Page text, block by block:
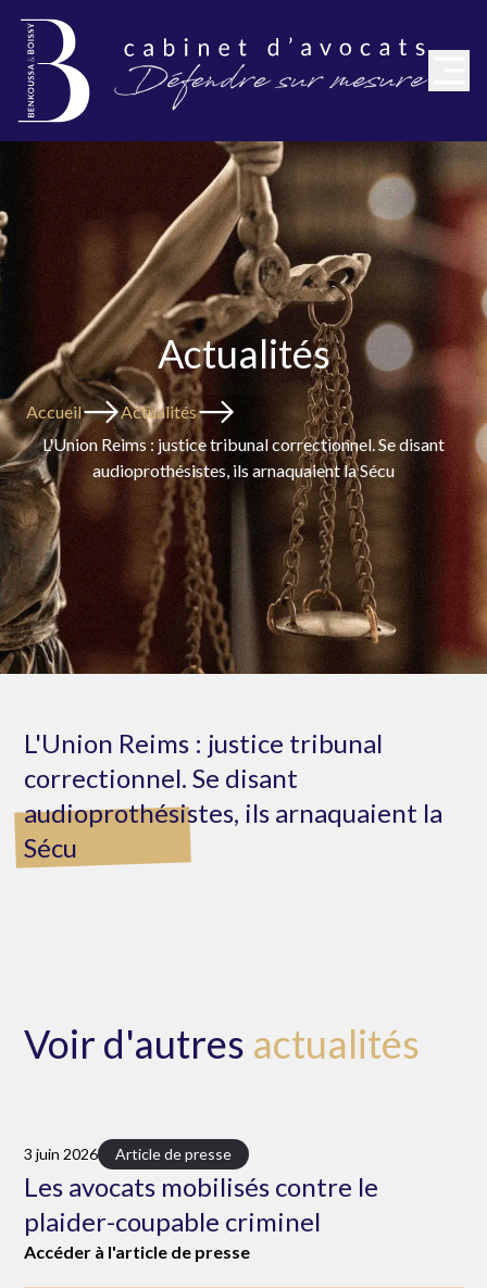
Actualités
Accueil
Actualités
L'Union Reims : justice tribunal correctionnel. Se disant
audioprothésistes, ils arnaquaient la Sécu
L'Union Reims : justice tribunal
correctionnel. Se disant
audioprothésistes, ils arnaquaient la
Sécu
Voir d'autres actualités
3 juin 2026 Article de presse
Les avocats mobilisés contre le
plaider-coupable criminel
Accéder à l'article de presse